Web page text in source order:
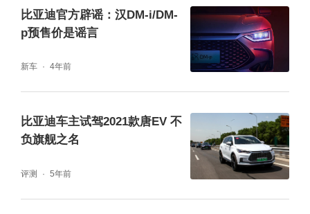
距，但我们4人加上行李已经接近满载，而且
还有不少高速路段，我觉得这样的油耗表现是
完全可以接受的。
比亚迪官方辟谣：汉DM-i/DM-
p预售价是谣言
新车 4年前
比亚迪车主试驾2021款唐EV 不
负旗舰之名
评测 5年前